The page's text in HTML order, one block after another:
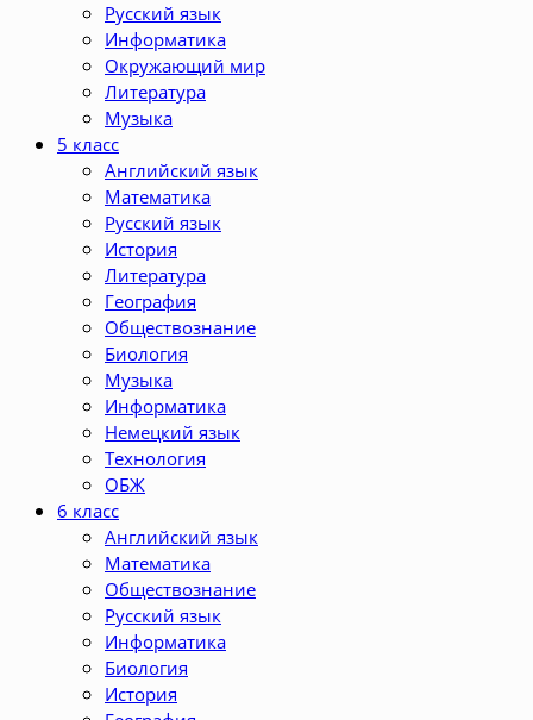
Русский язык
Информатика
Окружающий мир
Литература
Музыка
5 класс
Английский язык
Математика
Русский язык
История
Литература
География
Обществознание
Биология
Музыка
Информатика
Немецкий язык
Технология
ОБЖ
6 класс
Английский язык
Математика
Обществознание
Русский язык
Информатика
Биология
История